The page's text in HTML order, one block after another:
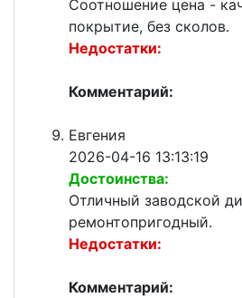
Соотношение цена -
покрытие, без сколов.
Недостатки:
Комментарий:
Евгения
2026-04-16 13:13:19
Достоинства:
Отличный заводской
ремонтопригодный.
Недостатки:
Комментарий: